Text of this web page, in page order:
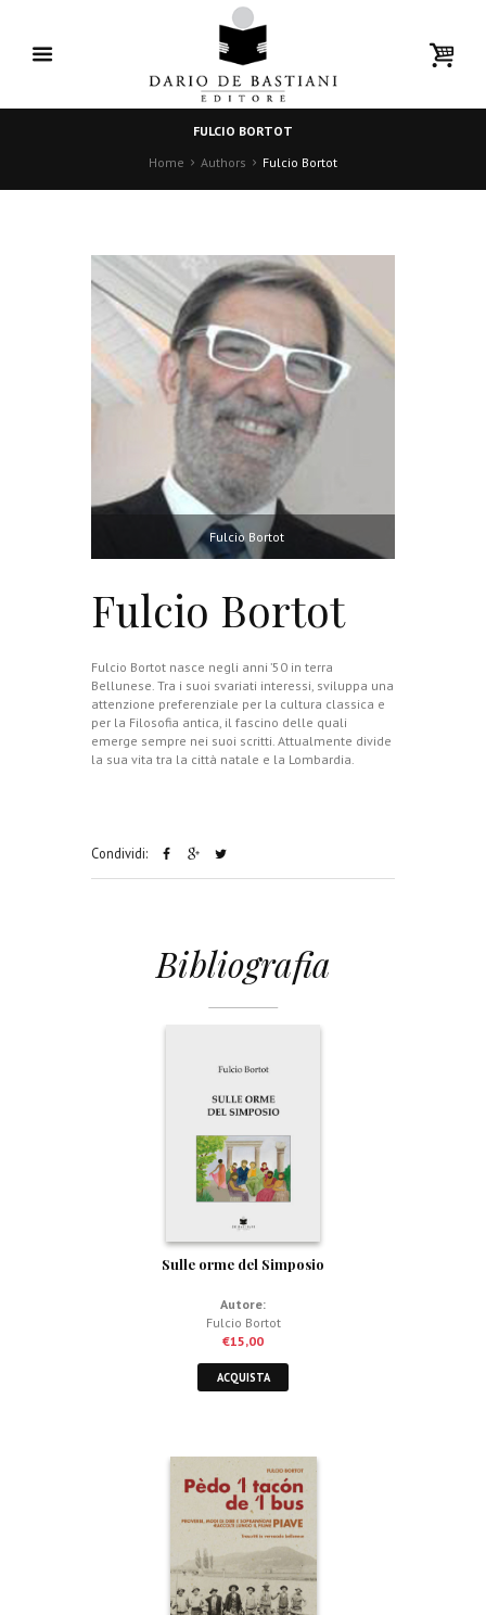
FULCIO BORTOT
Home
Authors Fulcio Bortot
Fulcio Bortot
Fulcio Bortot
Fulcio Bortot nasce negli anni ’50 in terra
Bellunese. Tra i suoi svariati interessi, sviluppa una
attenzione preferenziale per la cultura classica e
per la Filosofia antica, il fascino delle quali
emerge sempre nei suoi scritti. Attualmente divide
la sua vita tra la città natale e la Lombardia.
Condividi:
Bibliografia
Sulle orme del Simposio
Autore:
Fulcio Bortot
€15,00
ACQUISTA